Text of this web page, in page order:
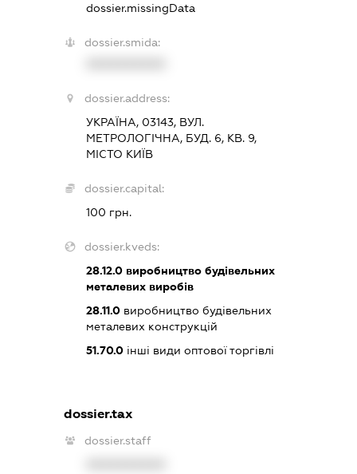
dossier.missingData
dossier.smida:
dossier.address:
УКРАЇНА, 03143, ВУЛ.
МЕТРОЛОГІЧНА, БУД. 6, КВ. 9,
МІСТО КИЇВ
dossier.capital:
100 грн.
dossier.kveds:
28.12.0виробництво будівельних
металевих виробів
28.11.0виробництво будівельних
металевих конструкцій
51.70.0інші види оптової торгівлі
dossier.tax
dossier.staff